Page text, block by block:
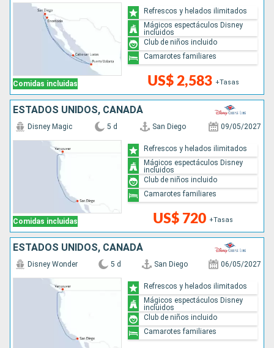
Comidas incluidas US$ 2,583 +Tasas
Refrescos y helados ilimitados
Mágicos espectáculos Disney
incluidos
Club de niños incluido
Camarotes familiares
ESTADOS UNIDOS, CANADÁ
Comidas incluidas
Disney Magic 5 d San Diego 09/05/2027
US$ 720 +Tasas
Refrescos y helados ilimitados
Mágicos espectáculos Disney
incluidos
Club de niños incluido
Camarotes familiares
ESTADOS UNIDOS, CANADÁ
Disney Wonder 5 d San Diego 06/05/2027
Refrescos y helados ilimitados
Mágicos espectáculos Disney
incluidos
Club de niños incluido
Camarotes familiares